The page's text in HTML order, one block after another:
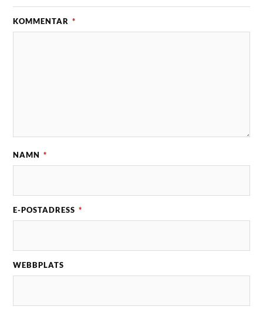
KOMMENTAR *
NAMN *
E-POSTADRESS *
WEBBPLATS